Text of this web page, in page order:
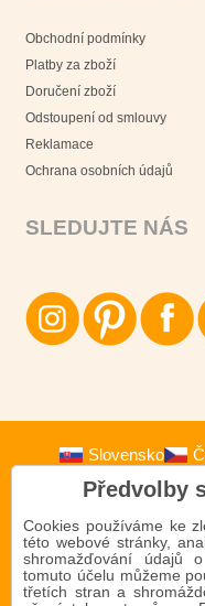
Obchodní podmínky
Platby za zboží
Doručení zboží
Odstoupení od smlouvy
Reklamace
Ochrana osobních údajů
SLEDUJTE NÁS
Slovensko
Österreich
Předvolby
Cookies používáme ke
této webové stránky,
shromažďování údajů
tomuto účelu můžeme
třetích stran a